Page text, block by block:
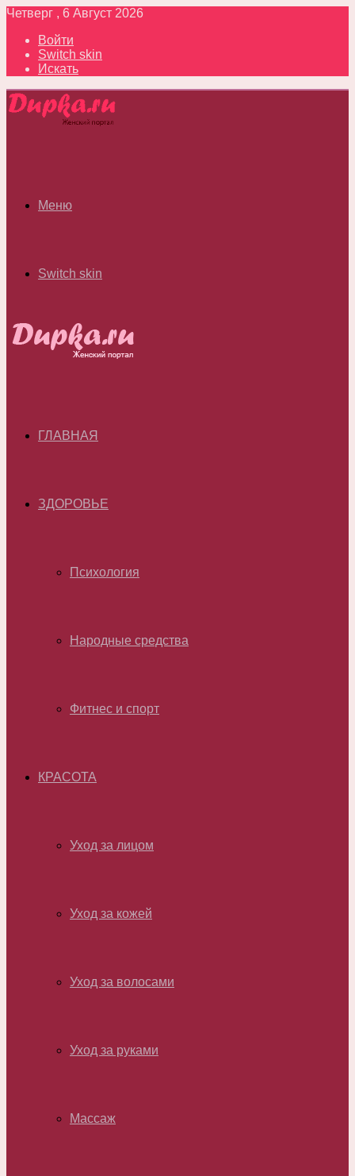
Четверг , 6 Август 2026
Войти
Switch skin
Искать
Меню
Switch skin
ГЛАВНАЯ
ЗДОРОВЬЕ
Психология
Народные средства
Фитнес и спорт
КРАСОТА
Уход за лицом
Уход за кожей
Уход за волосами
Уход за руками
Массаж